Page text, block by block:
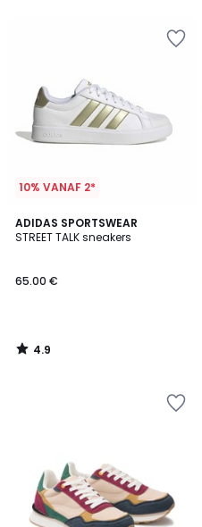
10% VANAF 2*
ADIDAS SPORTSWEAR
STREET TALK sneakers
65.00 €
4.9
/ 5
4.9
/